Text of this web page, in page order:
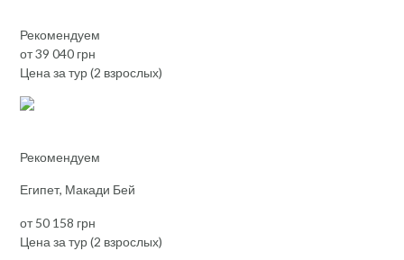
Рекомендуем
от 39 040 грн
Цена за тур (2 взрослых)
Рекомендуем
Египет, Макади Бей
от 50 158 грн
Цена за тур (2 взрослых)